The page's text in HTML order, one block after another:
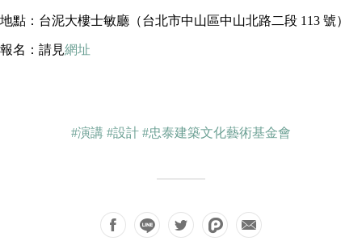
地點：台泥大樓士敏廳（台北市中山區中山北路二段 113 號）
報名：請見網址
#演講 #設計 #忠泰建築文化藝術基金會